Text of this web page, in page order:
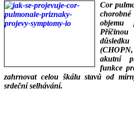
Cor
objemu
akutní
funkce
zahrnovat celou škálu stavů od
srdeční selhávání.